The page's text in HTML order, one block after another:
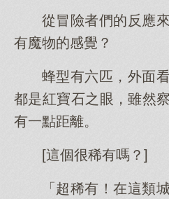
從冒險者們的反應
有魔物的感覺？
蜂型有六匹，外面
都是紅寶石之眼，雖然
有一點距離。
[這個很稀有嗎？]
「超稀有！在這類